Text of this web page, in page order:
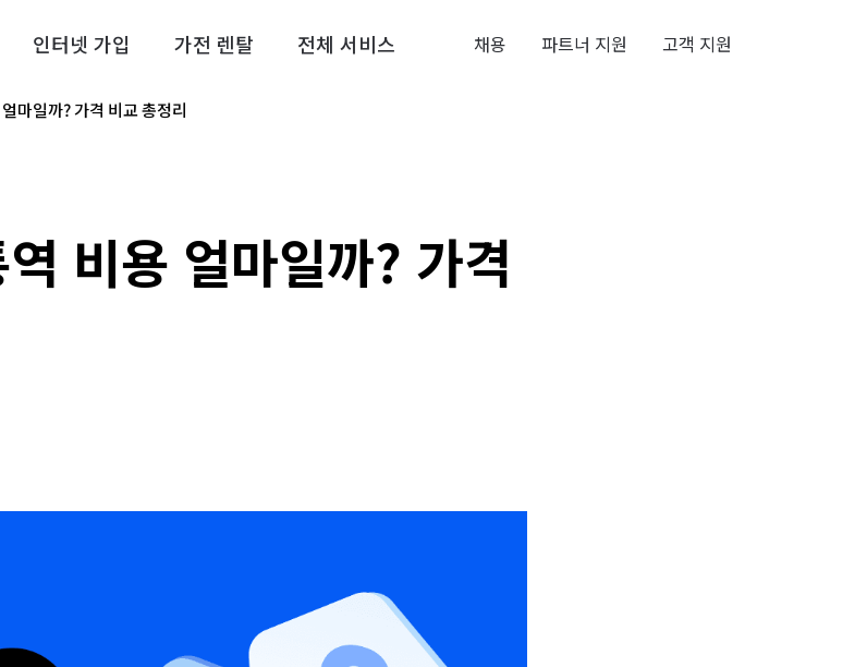
인터넷 가입 가전 렌탈 전체 서비스 채용 파트너 지원 고객 지원
마일까? 가격 비교 총정리
비용 얼마일까? 가격